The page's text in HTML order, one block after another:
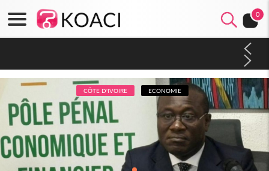
0
dépigmentants dangereux
CÔTE D'IVOIRE ECONOMIE